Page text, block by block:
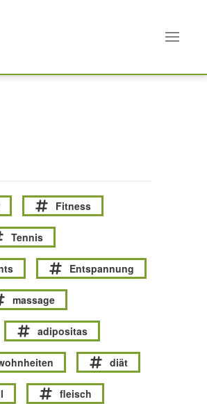
Fitness
Tennis
Entspannung
massage
adipositas
diät
fleisch